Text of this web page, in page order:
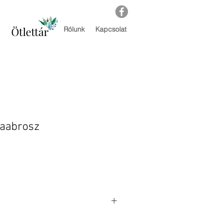
Ötlettár Rólunk Kapcsolat